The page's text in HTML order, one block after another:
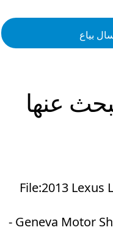
بياع
عنها
File:2013 Lexus
ملف:2017-03-07 Geneva Motor Show 1217.JPG -